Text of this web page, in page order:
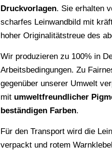
Druckvorlagen. Sie erhalten
scharfes Leinwandbild mit
hoher Originalitätstreue des
Wir produzieren zu 100% in
Arbeitsbedingungen. Zu
gegenüber unserer Umwelt
mit umweltfreundlicher
beständigen Farben.
Für den Transport wird die
verpackt und rotem